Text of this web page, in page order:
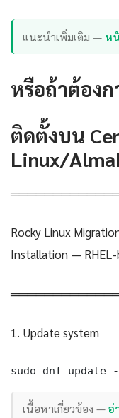
แนะนำเพิ่มเติม — ห
หรือถ้าต้อง
ติดตั้งบน
Linux/
Rocky Linux
Installation — RHEL-
1. Update system
sudo dnf update
เนื้อหาเกี่ยวข้อง —อ่